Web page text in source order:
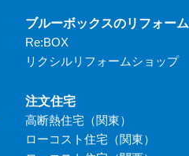
ブルーボックスのリフォーム
Re:BOX
リクシルリフォームショップ
注文住宅
高断熱住宅（関東）
ローコスト住宅（関東）